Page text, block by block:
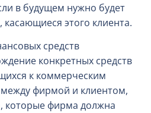
в будущем нужно будет
этого клиента.
средств
конкретных средств
к коммерческим
фирмой и клиентом,
которые фирма должна